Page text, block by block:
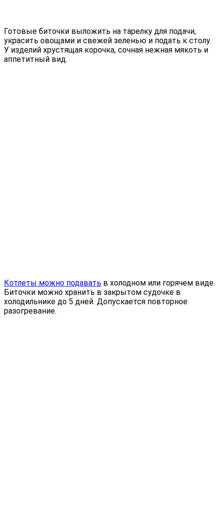
Готовые биточки выложить на тарелку для подачи,
украсить овощами и свежей зеленью и подать к столу.
У изделий хрустящая корочка, сочная нежная мякоть и
аппетитный вид.
Котлеты можно подавать в холодном или горячем виде.
Биточки можно хранить в закрытом судочке в
холодильнике до 5 дней. Допускается повторное
разогревание.